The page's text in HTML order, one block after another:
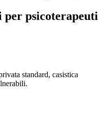
per psicoterapeuti
standard, casistica